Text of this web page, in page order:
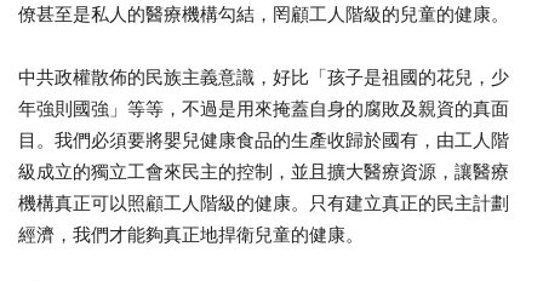
僚甚至是私人的醫療機構勾結，罔顧工人階級的兒童的健康。
中共政權散佈的民族主義意識，好比「孩子是祖國的花兒，少
年強則國強」等等，不過是用來掩蓋自身的腐敗及親資的真面
目。我們必須要將嬰兒健康食品的生產收歸於國有，由工人階
級成立的獨立工會來民主的控制，並且擴大醫療資源，讓醫療
機構真正可以照顧工人階級的健康。只有建立真正的民主計劃
經濟，我們才能夠真正地捍衛兒童的健康。